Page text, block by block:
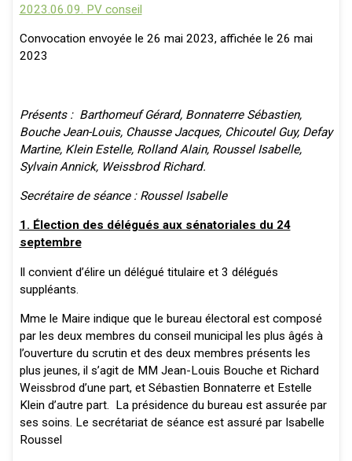
2023.06.09. PV conseil
Convocation envoyée le 26 mai 2023, affichée le 26 mai
2023
Présents : Barthomeuf Gérard, Bonnaterre Sébastien,
Bouche Jean-Louis, Chausse Jacques, Chicoutel Guy, Defay
Martine, Klein Estelle, Rolland Alain, Roussel Isabelle,
Sylvain Annick, Weissbrod Richard.
Secrétaire de séance : Roussel Isabelle
1. Élection des délégués aux sénatoriales du 24
septembre
Il convient d’élire un délégué titulaire et 3 délégués
suppléants.
Mme le Maire indique que le bureau électoral est composé
par les deux membres du conseil municipal les plus âgés à
l’ouverture du scrutin et des deux membres présents les
plus jeunes, il s’agit de MM Jean-Louis Bouche et Richard
Weissbrod d’une part, et Sébastien Bonnaterre et Estelle
Klein d’autre part. La présidence du bureau est assurée par
ses soins. Le secrétariat de séance est assuré par Isabelle
Roussel